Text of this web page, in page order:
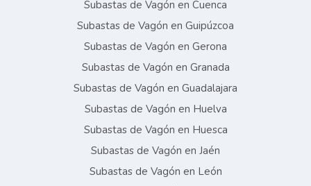
Subastas de Vagón en Cuenca
Subastas de Vagón en Guipúzcoa
Subastas de Vagón en Gerona
Subastas de Vagón en Granada
Subastas de Vagón en Guadalajara
Subastas de Vagón en Huelva
Subastas de Vagón en Huesca
Subastas de Vagón en Jaén
Subastas de Vagón en León